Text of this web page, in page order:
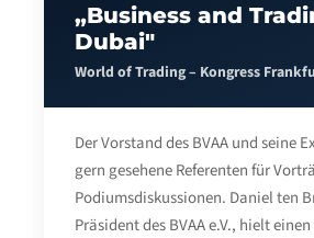
„Business and
Dubai"
World of Trading – Kongress
Der Vorstand des BVAA und seine
gern gesehene Referenten für
Podiumsdiskussionen. Daniel ten
Präsident des BVAA e.V., hielt